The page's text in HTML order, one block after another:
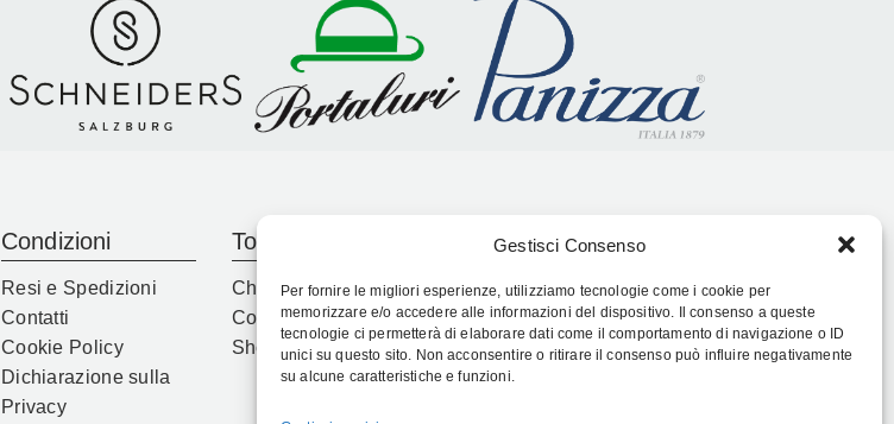
Gestisci Consenso
Per fornire le migliori esperienze, utilizziamo tecnologie come i cookie per
memorizzare e/o accedere alle informazioni del dispositivo. Il consenso a queste
tecnologie ci permetterà di elaborare dati come il comportamento di navigazione o ID
unici su questo sito. Non acconsentire o ritirare il consenso può influire negativamente
su alcune caratteristiche e funzioni.
Condizioni
Resi e Spedizioni
Contatti
Cookie Policy
Dichiarazione sulla
Privacy
Top
Chi Siamo
Contatti
Shop
Follow Us: